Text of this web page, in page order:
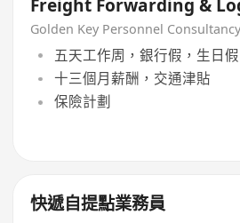
Freight Forwarding &
Golden Key Personnel
五天工作周，銀行假，生日假
十三個月薪酬，交通津貼
保險計劃
快遞自提點業務員